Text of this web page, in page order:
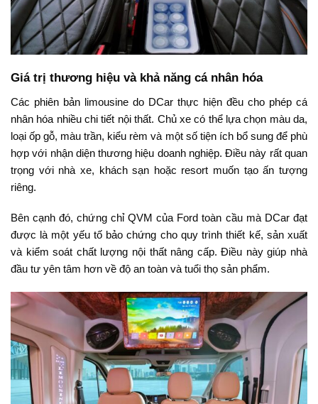
Giá trị thương hiệu và khả năng cá nhân hóa
Các phiên bản limousine do DCar thực hiện đều cho phép cá
nhân hóa nhiều chi tiết nội thất. Chủ xe có thể lựa chọn màu da,
loại ốp gỗ, màu trần, kiểu rèm và một số tiện ích bổ sung để phù
hợp với nhận diện thương hiệu doanh nghiệp. Điều này rất quan
trọng với nhà xe, khách sạn hoặc resort muốn tạo ấn tượng
riêng.
Bên cạnh đó, chứng chỉ QVM của Ford toàn cầu mà DCar đạt
được là một yếu tố bảo chứng cho quy trình thiết kế, sản xuất
và kiểm soát chất lượng nội thất nâng cấp. Điều này giúp nhà
đầu tư yên tâm hơn về độ an toàn và tuổi thọ sản phẩm.